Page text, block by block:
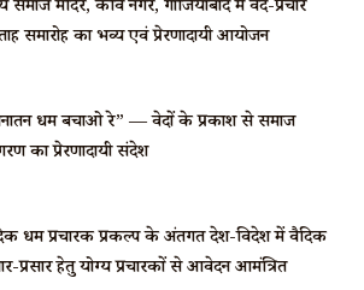
समाज मंदिर, कवि नगर, गाजियाबाद में वेद-प्रचार
समारोह का भव्य एवं प्रेरणादायी आयोजन
धर्म बचाओ रे” — वेदों के प्रकाश से समाज
का प्रेरणादायी संदेश
धर्म प्रचारक प्रकल्प के अंतर्गत देश-विदेश में वैदिक
प्रसार हेतु योग्य प्रचारकों से आवेदन आमंत्रित